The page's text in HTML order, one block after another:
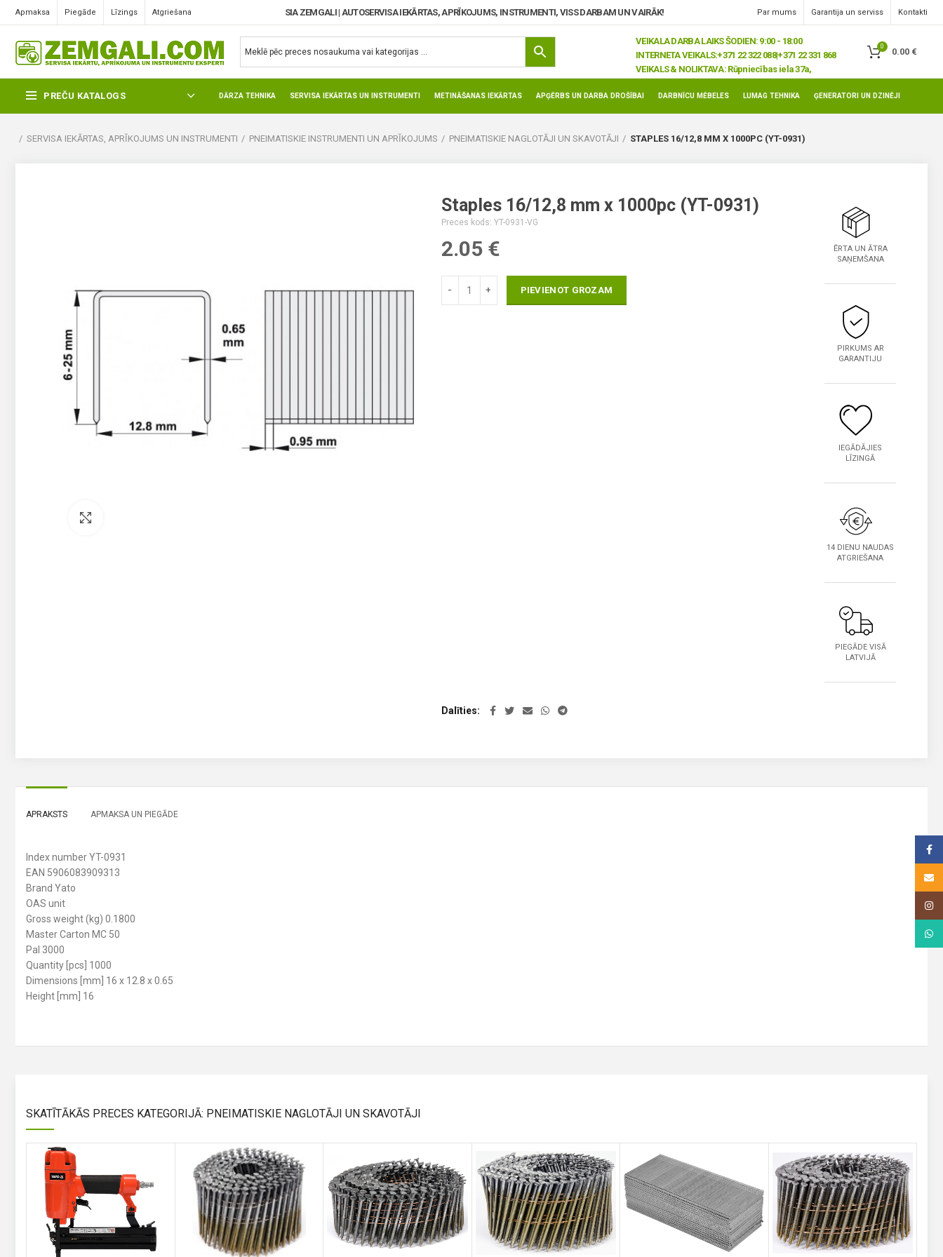
Apmaksa Piegāde Līzings Atgriešana SIA ZEMGALI | AUTOSERVISA IEKĀRTAS, APRĪKOJUMS, INSTRUMENTI, VISS DARBAM UN VAIRĀK! Par mums Garantija un serviss Kontakti
VEIKALA DARBA LAIKS ŠODIEN: 9:00 - 18:00
INTERNETA VEIKALS:+371 22 322 088|+371 22 331 868
VEIKALS & NOLIKTAVA: Rūpniecības iela 37a,
0
0.00 €
PREČU KATALOGS DĀRZA TEHNIKA SERVISA IEKĀRTAS UN INSTRUMENTI METINĀŠANAS IEKĀRTAS APĢĒRBS UN DARBA DROŠĪBAI DARBNĪCU MĒBELES LUMAG TEHNIKA ĢENERATORI UN DZINĒJI
SERVISA IEKĀRTAS, APRĪKOJUMS UN INSTRUMENTI PNEIMATISKIE INSTRUMENTI UN APRĪKOJUMS PNEIMATISKIE NAGLOTĀJI UN SKAVOTĀJI STAPLES 16/12,8 MM X 1000PC (YT-0931)
Staples 16/12,8 mm x 1000pc (YT-0931)
Preces kods: YT-0931-VG
2.05 €
PIEVIENOT GROZAM
Dalīties
ĒRTA UN ĀTRA
SAŅEMŠANA
PIRKUMS AR
GARANTIJU
IEGĀDĀJIES
LĪZINGĀ
14 DIENU NAUDAS
ATGRIEŠANA
PIEGĀDE VISĀ
LATVIJĀ
APRAKSTS APMAKSA UN PIEGĀDE
Index number YT-0931
EAN 5906083909313
Brand Yato
OAS unit
Gross weight (kg) 0.1800
Master Carton MC 50
Pal 3000
Quantity [pcs] 1000
Dimensions [mm] 16 x 12.8 x 0.65
Height [mm] 16
SKATĪTĀKĀS PRECES KATEGORIJĀ: PNEIMATISKIE NAGLOTĀJI UN SKAVOTĀJI
Email